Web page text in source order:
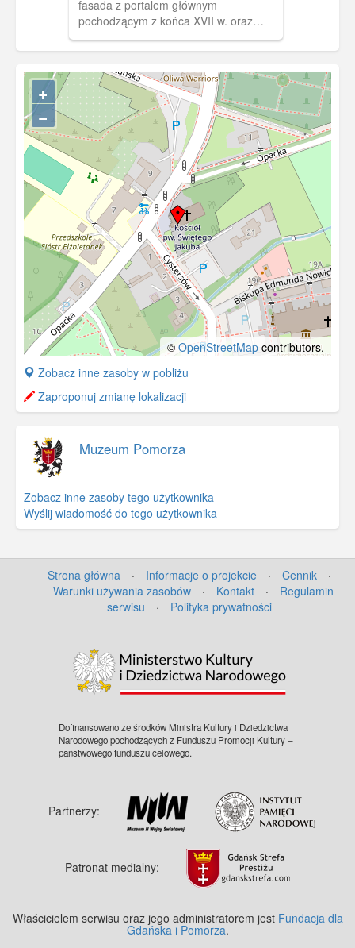
fasada z portalem głównym
pochodzącym z końca XVII w. oraz
dwiema wieżami nakrytymi szpiczastymi
hełmami. Przez kilkaset lat był to
kościół klasztorny cystersów
(przybyłych do Oliwy w 1186 r.), po
kasacie zakonu kościół parafialny
katolicki, zaś po ustanowieniu diecezji
gdańskiej w 1925 r. - katedralny.
Obecnie podniesiony do rangi
archikatedry.
+
−
© OpenStreetMap contributors.
+
−
Zobacz inne zasoby w pobliżu
Zaproponuj zmianę lokalizacji
Muzeum Pomorza
Zobacz inne zasoby tego użytkownika
Wyślij wiadomość do tego użytkownika
Strona główna · Informacje o projekcie · Cennik
·
Warunki używania zasobów
· Kontakt ·
Regulamin
serwisu
· Polityka prywatności
Dofinansowano ze środków Ministra Kultury i Dziedzictwa
Narodowego pochodzących z Funduszu Promocji Kultury –
państwowego funduszu celowego.
Partnerzy:
Patronat medialny:
Właścicielem serwisu oraz jego administratorem jest Fundacja dla
Gdańska i Pomorza.